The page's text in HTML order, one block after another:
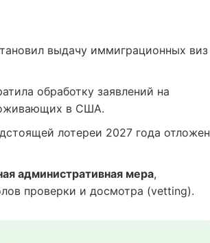
выдачу иммиграционных виз
обработку заявлений на
в США.
лотереи 2027 года отложен
административная мера,
проверки и досмотра (vetting).